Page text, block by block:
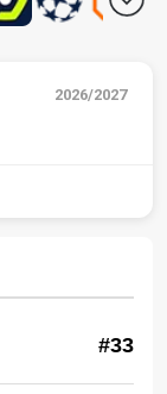
2026/2027
#33